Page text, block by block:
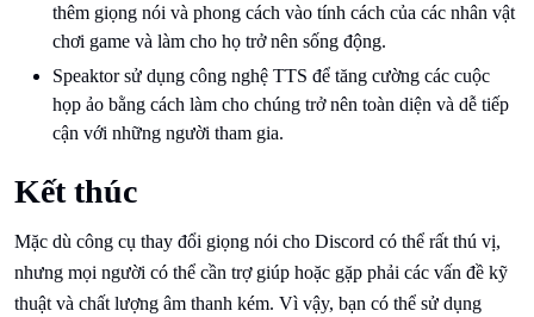
thêm giọng nói và phong cách vào tính cách của các nhân vật
chơi game và làm cho họ trở nên sống động.
Speaktor sử dụng công nghệ TTS để tăng cường các cuộc
họp ảo bằng cách làm cho chúng trở nên toàn diện và dễ tiếp
cận với những người tham gia.
Kết thúc
Mặc dù công cụ thay đổi giọng nói cho Discord có thể rất thú vị,
nhưng mọi người có thể cần trợ giúp hoặc gặp phải các vấn đề kỹ
thuật và chất lượng âm thanh kém. Vì vậy, bạn có thể sử dụng